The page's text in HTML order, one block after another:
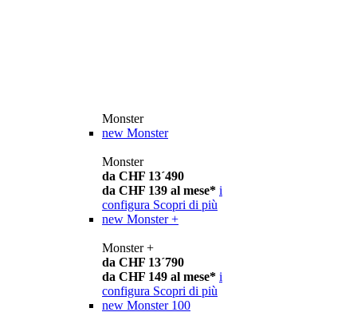
Monster
new Monster
Monster
da CHF 13´490
da CHF 139 al mese* i
configura Scopri di più
new Monster +
Monster +
da CHF 13´790
da CHF 149 al mese* i
configura Scopri di più
new Monster 100